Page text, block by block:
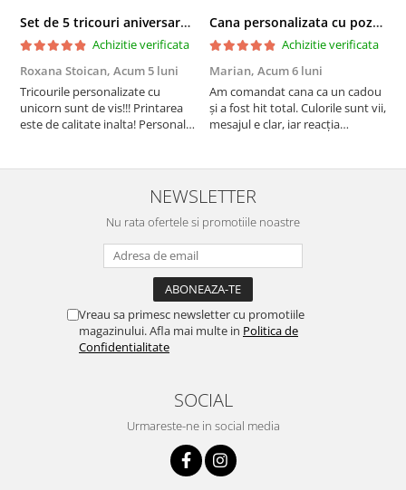
Set de 5 tricouri aniversare pentru nasi, parinti si copil, personalizate cu nume, varsta si mesaj "Motivul fericirii lor" model Unicorn
Achizitie verificata
Roxana Stoican, Acum 5 luni
Tricourile personalizate cu
unicorn sunt de vis!!! Printarea
este de calitate inalta! Personalul
purtam cu drag la aniversate
Cana personalizata cu poza si model Pensionare
Achizitie verificata
Marian, Acum 6 luni
Am comandat cana ca un cadou
și a fost hit total. Culorile sunt vii,
mesajul e clar, iar reacția
NEWSLETTER
Nu rata ofertele si promotiile noastre
Vreau sa primesc newsletter cu promotiile
magazinului. Afla mai multe in Politica de
Confidentialitate
SOCIAL
Urmareste-ne in social media